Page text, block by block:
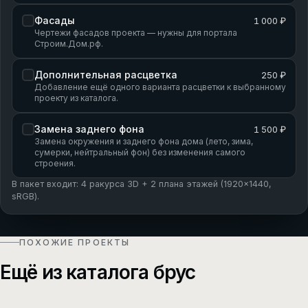
Фасады 1 000 ₽
Чертежи фасадов проекта — нужны для портала
Строим.Дом.рф.
Дополнительная расцветка 250 ₽
Добавление ещё одного варианта расцветки к выбранному
проекту из каталога.
Замена заднего фона 1 500 ₽
Замена окружения и заднего фона дома (лето, зима,
сумерки, нейтральный фон) без изменения самого
строения.
В пакет входит: 4 ракурса 3D + 2 плана этажей (1920×1440,
sRGB).
ПОХОЖИЕ ПРОЕКТЫ
Ещё из каталога брус